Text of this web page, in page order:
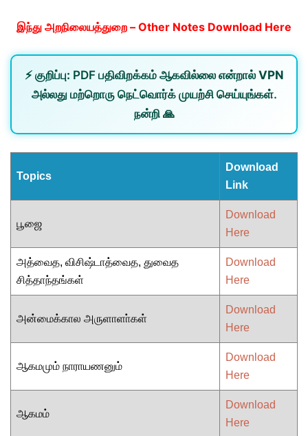
இந்து அறநிலையத்துறை – Other Notes Download Here
⚡ குறிப்பு: PDF பதிவிறக்கம் ஆகவில்லை என்றால் VPN
அல்லது மற்றொரு நெட்வொர்க்முயற்சி செய்யுங்கள்.
நன்றி 🙏
Topics
Download
Link
பூஜை
Download
Here
அத்வைத, விசிஷ்டாத்வைத, துவைத
சித்தாந்தங்கள்
Download
Here
அன்மைக்கால அருளாளா்கள்
Download
Here
ஆகமமும் நாராயணனும்
Download
Here
ஆகமம்
Download
Here